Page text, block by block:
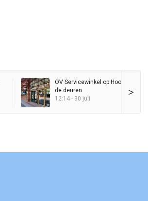
>
OV Servicewinkel op Hoofdstation
de deuren
12:14 - 30 juli